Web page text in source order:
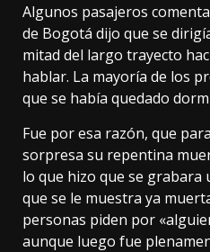
Algunos pasajeros
de Bogotá dijo que se
mitad del largo trayecto
hablar. La mayoría de los
que se había quedado
Fue por esa razón, que
sorpresa su repentina
lo que hizo que se grabara
que se le muestra ya
personas piden por «
aunque luego fue